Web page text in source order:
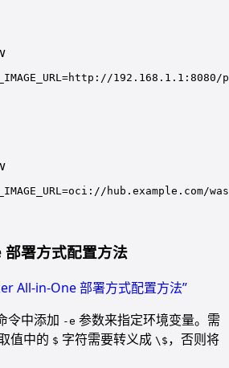
=http://192.168.1.1:8080/
=oci://hub.example.com/
署方式配置方法
All-in-One 部署方式配置方法”
令中添加 -e 参数来指定环境变量。需
值中的 $ 字符需要转义成 \$ ，否则将